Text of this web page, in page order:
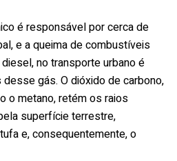
é responsável por cerca de
e a queima de combustíveis
no transporte urbano é
gás. O dióxido de carbono,
o metano, retém os raios
superfície terrestre,
e, consequentemente, o